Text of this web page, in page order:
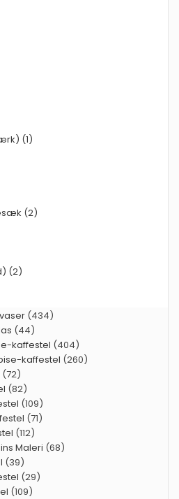
(1)
(2)
(2)
(434)
(44)
kaffestel (404)
kaffestel (260)
(72)
(82)
(109)
(71)
(112)
Maleri (68)
(39)
(29)
(109)